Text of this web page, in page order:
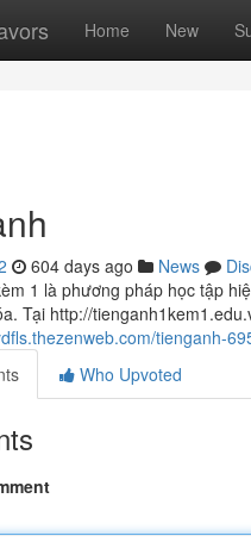
Home New
604 days ago News
1 là phương pháp học tập
Tại http://
tienganh-
Who Upvoted